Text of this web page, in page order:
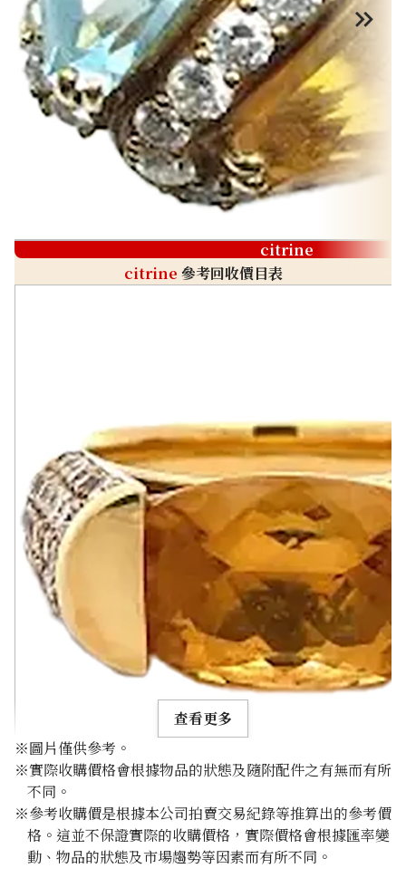
citrine
citrine 參考回收價目表
Citrine diamond ring 3.3ct
參考回收價
查看更多
※圖片僅供參考。
※實際收購價格會根據物品的狀態及隨附配件之有無而有所
不同。
※參考收購價是根據本公司拍賣交易紀錄等推算出的參考價
格。這並不保證實際的收購價格，實際價格會根據匯率變
動、物品的狀態及市場趨勢等因素而有所不同。